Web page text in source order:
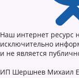
Наш интернет ресурс
исключительно
и не является
ИП Шершнев Михаил